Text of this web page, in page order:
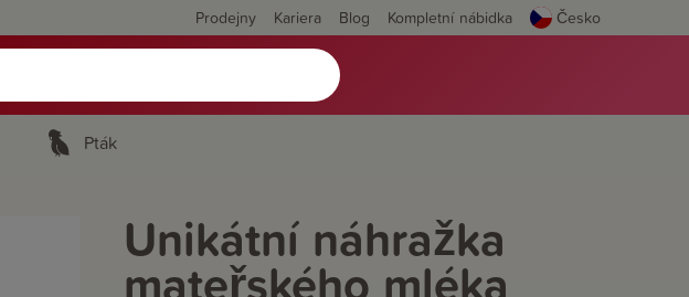
Prodejny Kariera Blog Kompletní nábidka Česko
Pták
Unikátní náhražka